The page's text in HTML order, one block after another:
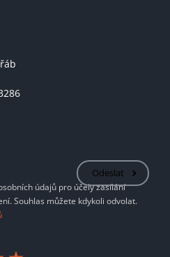
Odeslat
údajů pro účely zasílání
Souhlas můžete kdykoli odvolat.